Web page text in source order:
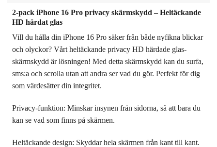
2-pack iPhone 16 Pro privacy skärmskydd – Heltäckande
HD härdat glas
Vill du hålla din iPhone 16 Pro säker från både nyfikna blickar
och olyckor? Vårt heltäckande privacy HD härdade glas-
skärmskydd är lösningen! Med detta skärmskydd kan du surfa,
sms:a och scrolla utan att andra ser vad du gör. Perfekt för dig
som värdesätter din integritet.
Privacy-funktion: Minskar insynen från sidorna, så att bara du
kan se vad som finns på skärmen.
Heltäckande design: Skyddar hela skärmen från kant till kant.